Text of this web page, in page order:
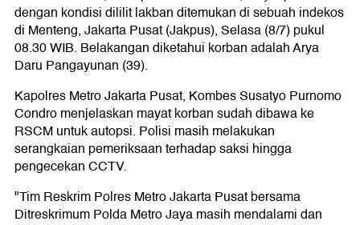
dengan kondisi dililit lakban ditemukan di sebuah indekos
di Menteng, Jakarta Pusat (Jakpus), Selasa (8/7) pukul
08.30 WIB. Belakangan diketahui korban adalah Arya
Daru Pangayunan (39).
Kapolres Metro Jakarta Pusat, Kombes Susatyo Purnomo
Condro menjelaskan mayat korban sudah dibawa ke
RSCM untuk autopsi. Polisi masih melakukan
serangkaian pemeriksaan terhadap saksi hingga
pengecekan CCTV.
"Tim Reskrim Polres Metro Jakarta Pusat bersama
Ditreskrimum Polda Metro Jaya masih mendalami dan